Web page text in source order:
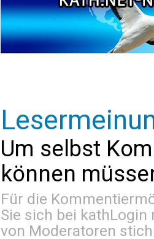
Um selbst
können
Für die
Sie sich bei kathLogin
von Moderatoren